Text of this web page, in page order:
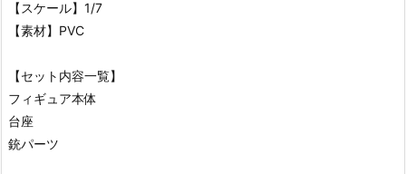
【スケール】1/7
【素材】PVC
【セット内容一覧】
フィギュア本体
台座
銃パーツ